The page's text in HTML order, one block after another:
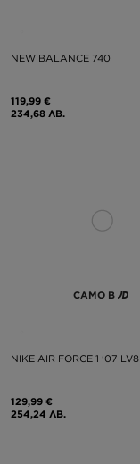
NEW BALANCE 740
119,99 €
234,68 ЛВ.
САМО В
NIKE AIR FORCE 1 '07 LV8
129,99 €
254,24 ЛВ.